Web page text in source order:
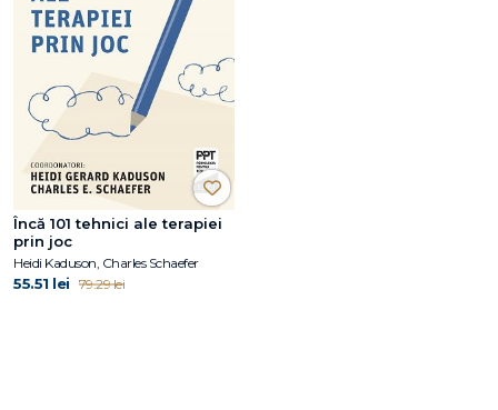
Încă 101 tehnici ale terapiei
prin joc
Heidi Kaduson, Charles Schaefer
55.51 lei 79.29 lei